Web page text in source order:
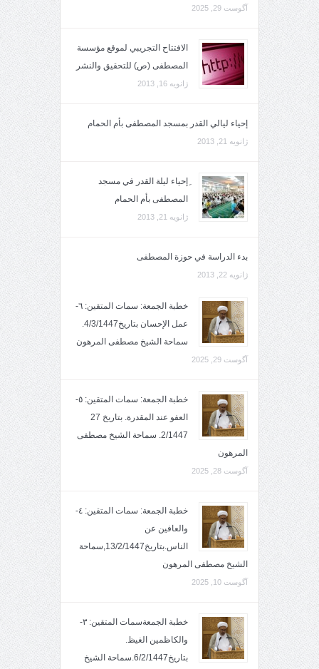
آگوست 29, 2025
الافتتاح التجريبي لموقع مؤسسة
المصطفى (ص) للتحقيق والنشر
ژانویه 16, 2013
إحياء ليالي القدر بمسجد المصطفى بأم الحمام
ژانویه 21, 2013
ِإحياء ليلة القدر في مسجد
المصطفى بأم الحمام
ژانویه 21, 2013
بدء الدراسة في حوزة المصطفى
ژانویه 22, 2013
خطبة الجمعة: سمات المتقين: ٦-
عمل الإحسان بتاريخ4/3/1447.
سماحة الشيخ مصطفى المرهون
آگوست 29, 2025
خطبة الجمعة: سمات المتقين: ٥-
العفو عند المقدرة. بتاريخ 27
2/1447. سماحة الشيخ مصطفى
المرهون
آگوست 28, 2025
خطبة الجمعة: سمات المتقين: ٤-
والعافين عن
الناس.بتاريخ13/2/1447,سماحة
الشيخ مصطفى المرهون
آگوست 10, 2025
خطبة الجمعةسمات المتقين: ٣-
والكاظمين الغيظ.
بتاريخ6/2/1447.سماحة الشيخ